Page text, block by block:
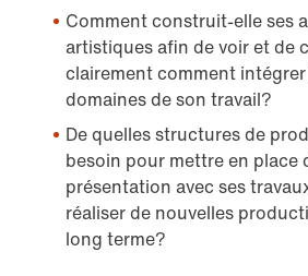
Comment construit-elle ses
artistiques afin de voir et de
clairement comment
domaines de son travail?
De quelles structures de
besoin pour mettre en place
présentation avec ses
réaliser de nouvelles
long terme?